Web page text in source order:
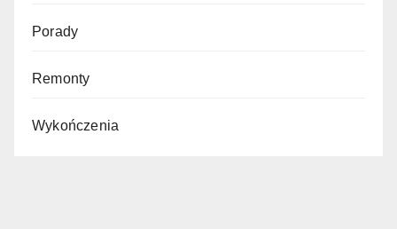
Porady
Remonty
Wykończenia